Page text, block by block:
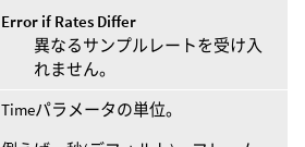
Error if Rates Differ
異なるサンプルレートを受け入
れません。
Timeパラメータの単位。